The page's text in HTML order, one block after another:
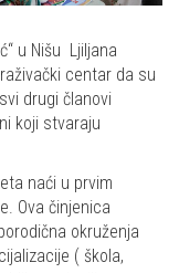
u Nišu Ljiljana
centar da su
drugi članovi
koji stvaraju
naći u prvim
Ova činjenica
okruženja
( škola,